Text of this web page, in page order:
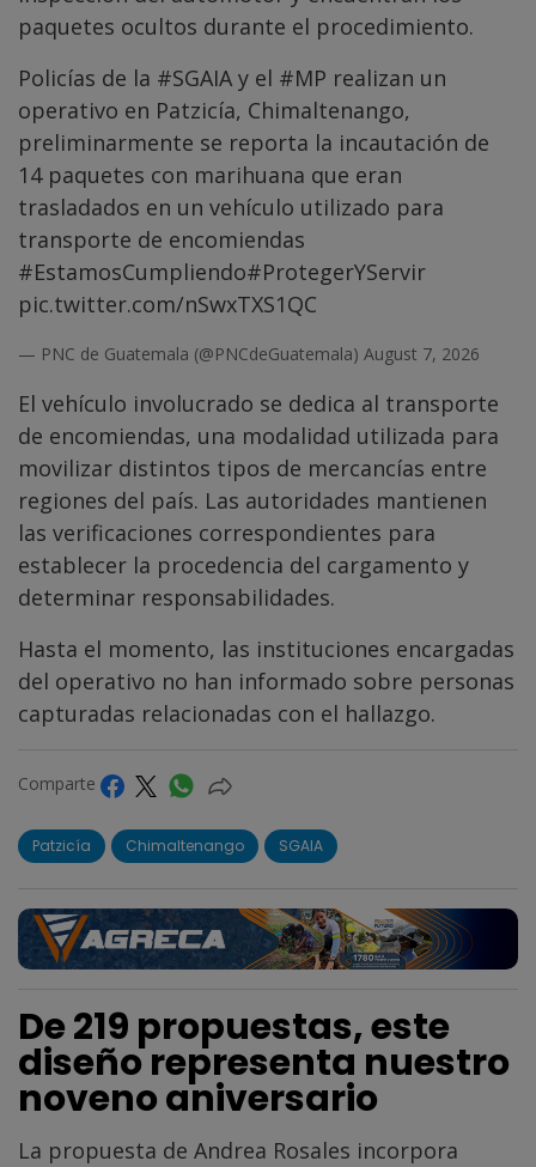
paquetes ocultos durante el procedimiento.
Policías de la #SGAIA y el #MP realizan un
operativo en Patzicía, Chimaltenango,
preliminarmente se reporta la incautación de
14 paquetes con marihuana que eran
trasladados en un vehículo utilizado para
transporte de encomiendas
#EstamosCumpliendo#ProtegerYServir
pic.twitter.com/nSwxTXS1QC
— PNC de Guatemala (@PNCdeGuatemala) August 7, 2026
El vehículo involucrado se dedica al transporte
de encomiendas, una modalidad utilizada para
movilizar distintos tipos de mercancías entre
regiones del país. Las autoridades mantienen
las verificaciones correspondientes para
establecer la procedencia del cargamento y
determinar responsabilidades.
Hasta el momento, las instituciones encargadas
del operativo no han informado sobre personas
capturadas relacionadas con el hallazgo.
Comparte
Patzicía Chimaltenango SGAIA
De 219 propuestas, este
diseño representa nuestro
noveno aniversario
La propuesta de Andrea Rosales incorpora